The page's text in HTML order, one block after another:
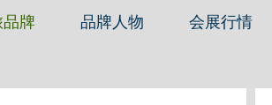
牌 品牌人物 会展行情